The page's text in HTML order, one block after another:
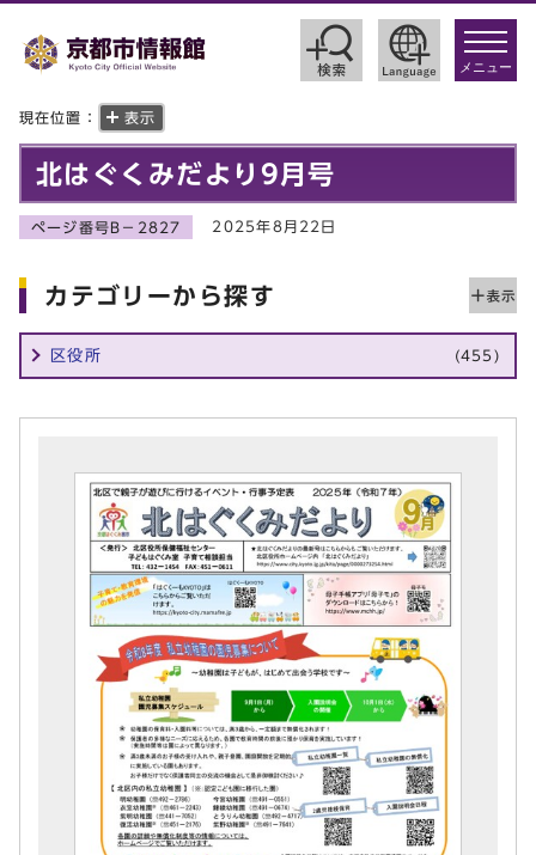
toggle
メニュー
現在位置： 表示
北はぐくみだより9月号
ページ番号B－2827 2025年8月22日
カテゴリーから探す
区役所 (455)